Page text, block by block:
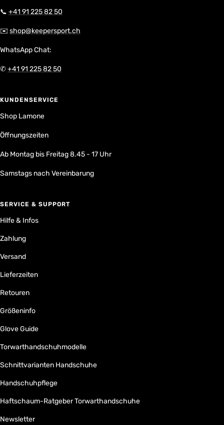
📞 +41 91 225 82 50
✉️ shop@keepersport.ch
WhatsApp Chat:
✆+41 91 225 82 50
KUNDENSERVICE
Shop Lamone
Öffnungszeiten
Ab Montag bis Freitag 8.45 - 17 Uhr
Samstags nach Vereinbarung
SERVICE & SUPPORT
Hilfe & Infos
Zahlung
Versand
Lieferzeiten
Retouren
Größeninfo
Glove Guide
Torwarthandschuhmodelle
Schnittvarianten Handschuhe
Handschuhpflege
Haftschaum-Ratgeber Torwarthandschuhe
Newsletter